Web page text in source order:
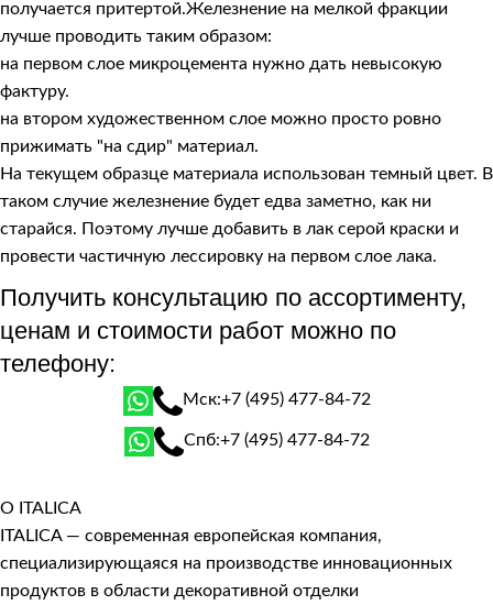
получается притертой.Железнение на мелкой фракции
лучше проводить таким образом:
на первом слое микроцемента нужно дать невысокую
фактуру.
на втором художественном слое можно просто ровно
прижимать "на сдир" материал.
На текущем образце материала использован темный цвет. В
таком случие железнение будет едва заметно, как ни
старайся. Поэтому лучше добавить в лак серой краски и
провести частичную лессировку на первом слое лака.
Получить консультацию по ассортименту,
ценам и стоимости работ можно по
телефону:
Мск:+7 (495) 477-84-72
Спб:+7 (495) 477-84-72
О ITALICA
ITALICA — современная европейская компания,
специализирующаяся на производстве инновационных
продуктов в области декоративной отделки